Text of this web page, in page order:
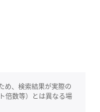
め、検索結果が実際の
倍数等）とは異なる場